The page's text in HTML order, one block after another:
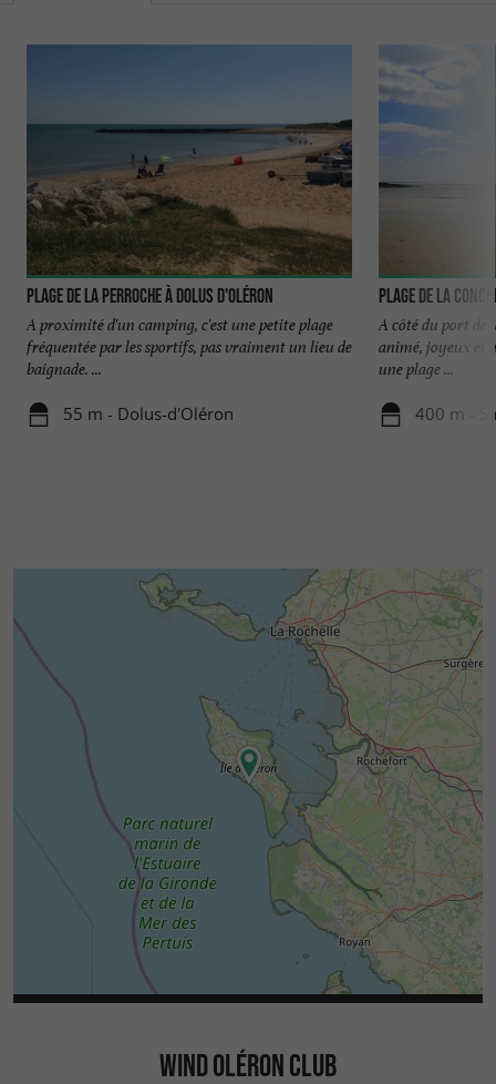
Plage de la Perroche à Dolus d'Oléron
A proximité d'un camping, c'est une petite plage
fréquentée par les sportifs, pas vraiment un lieu de
baignade. ...
55 m - Dolus-d'Oléron
Plage de la
A côté du port
animé, joyeux et
une plage ...
400 m -
WIND OLÉRON CLUB